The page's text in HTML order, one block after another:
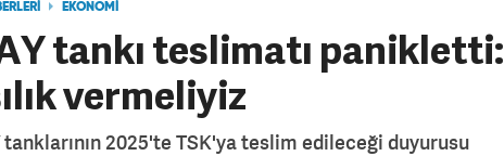
EKONOMİ
tankı teslimatı panikletti:
vermeliyiz
tanklarının 2025'te TSK'ya teslim edileceği duyurusu